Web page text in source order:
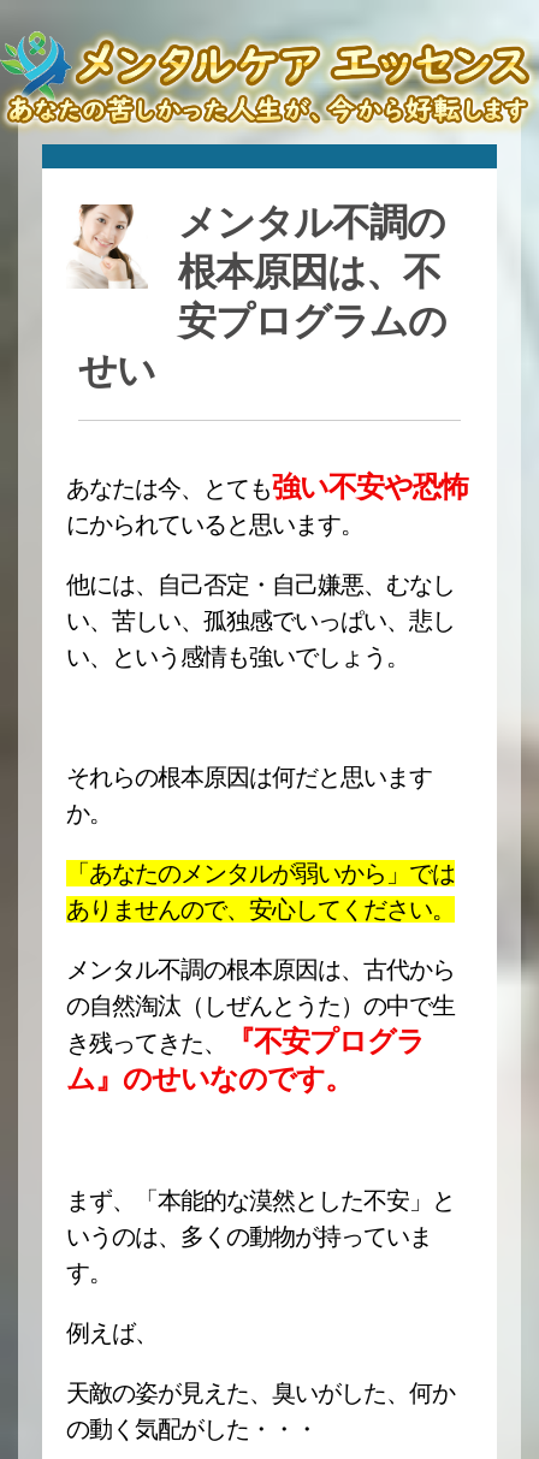
メンタル不調の
根本原因は、不
安プログラムの
せい
あなたは今、とても強い不安や恐怖
にかられていると思います。
他には、自己否定・自己嫌悪、むなし
い、苦しい、孤独感でいっぱい、悲し
い、という感情も強いでしょう。
それらの根本原因は何だと思います
か。
「あなたのメンタルが弱いから」では
ありませんので、安心してください。
メンタル不調の根本原因は、古代から
の自然淘汰（しぜんとうた）の中で生
き残ってきた、
『不安プログラ
ム』のせいなのです。
まず、「本能的な漠然とした不安」と
いうのは、多くの動物が持っていま
す。
例えば、
天敵の姿が見えた、臭いがした、何か
の動く気配がした・・・